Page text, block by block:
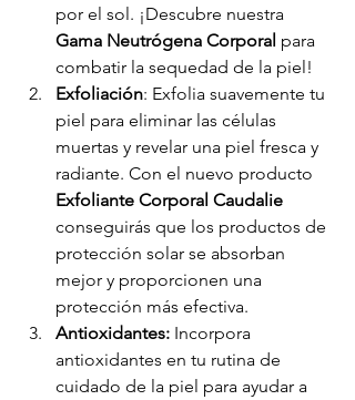
por el sol. ¡Descubre nuestra
Gama Neutrógena Corporal para
combatir la sequedad de la piel!
Exfoliación: Exfolia suavemente tu
piel para eliminar las células
muertas y revelar una piel fresca y
radiante. Con el nuevo producto
Exfoliante Corporal Caudalie
conseguirás que los productos de
protección solar se absorban
mejor y proporcionen una
protección más efectiva.
Antioxidantes: Incorpora
antioxidantes en tu rutina de
cuidado de la piel para ayudar a